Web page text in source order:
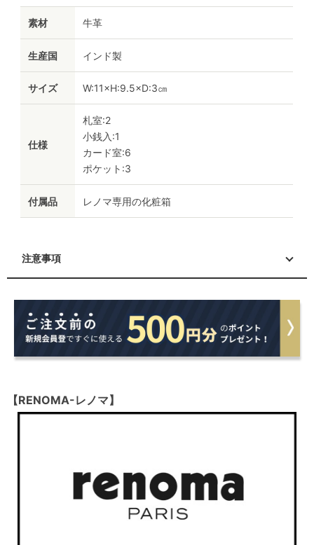
素材 牛革
生産国 インド製
サイズ W:11×H:9.5×D:3㎝
仕様
札室:2
小銭入:1
カード室:6
ポケット:3
付属品 レノマ専用の化粧箱
注意事項
【RENOMA-レノマ】